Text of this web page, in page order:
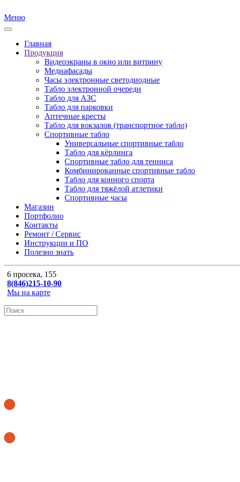
Меню
Главная
Продукция
Видеоэкраны в окно или витрину
Медиафасады
Часы электронные светодиодные
Табло электронной очереди
Табло для АЗС
Табло для парковки
Аптечные кресты
Табло для вокзалов (транспортное табло)
Спортивные табло
Универсальные спортивные табло
Табло для кёрлинга
Спортивные табло для тенниса
Комбинированные спортивные табло
Табло для конного спорта
Табло для тяжёлой атлетики
Спортивные часы
Магазин
Портфолио
Контакты
Ремонт / Сервис
Инструкции и ПО
Полезно знать
6 просека, 155
8(846)215-10-90
Мы на карте